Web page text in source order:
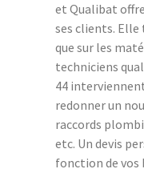
et Qualibat
ses clients.
que sur les
techniciens
44
redonner un
raccords
etc. Un devis
fonction de vos